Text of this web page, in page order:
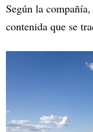
Según la
contenida que se